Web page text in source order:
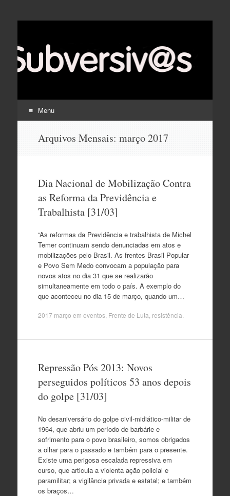
Menu
Arquivos Mensais: março 2017
Dia Nacional de Mobilização Contra
as Reforma da Previdência e
Trabalhista [31/03]
“As reformas da Previdência e trabalhista de Michel
Temer continuam sendo denunciadas em atos e
mobilizações pelo Brasil. As frentes Brasil Popular
e Povo Sem Medo convocam a população para
novos atos no dia 31 que se realizarão
simultaneamente em todo o país. A exemplo do
que aconteceu no dia 15 de março, quando um…
2017 março em eventos, Frente de Luta resistência
Repressão Pós 2013: Novos
perseguidos políticos 53 anos depois
do golpe [31/03]
No desaniversário do golpe civil-midiático-militar de
1964, que abriu um período de barbárie e
sofrimento para o povo brasileiro, somos obrigados
a olhar para o passado e também para o presente.
Existe uma perigosa escalada repressiva em
curso, que articula a violenta ação policial e
paramilitar; a vigilância privada e estatal; e também
os braços…